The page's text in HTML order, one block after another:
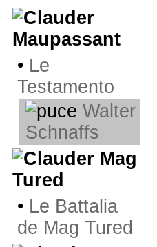
Maupassant
• Le
Testamento
Walter
Schnaffs
Mag
Tured
• Le Battalia
de Mag Tured